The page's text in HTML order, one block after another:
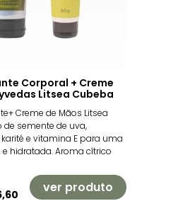
Corporal + Creme
Litsea Cubeba
Creme de Mãos Litsea
de semente de uva,
e vitamina E para uma
hidratada. Aroma cítrico
ver produto